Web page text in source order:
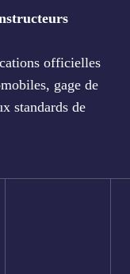
officielles
gage de
standards de